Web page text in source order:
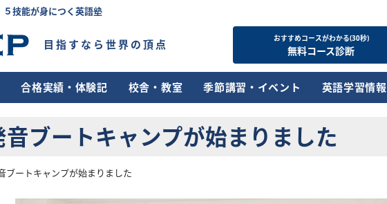
技能が身につく英語塾
目指すなら世界の頂点 おすすめコースがわかる(30秒)
無料コース診断
合格実績・体験記 校舎・教室 季節講習・イベント 英語学習情報
ブートキャンプが始まりました
ブートキャンプが始まりました